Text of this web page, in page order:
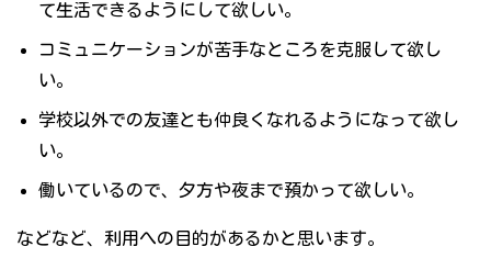
て生活できるようにして欲しい。
コミュニケーションが苦手なところを克服して欲し
い。
学校以外での友達とも仲良くなれるようになって欲し
い。
働いているので、夕方や夜まで預かって欲しい。
などなど、利用への目的があるかと思います。